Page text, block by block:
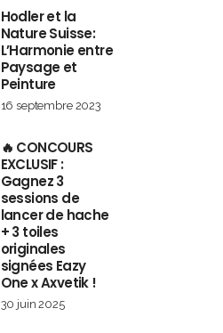
Hodler et la
Nature Suisse:
L’Harmonie entre
Paysage et
Peinture
16 septembre 2023
🔥 CONCOURS
EXCLUSIF :
Gagnez 3
sessions de
lancer de hache
+ 3 toiles
originales
signées Eazy
One x Axvetik !
30 juin 2025